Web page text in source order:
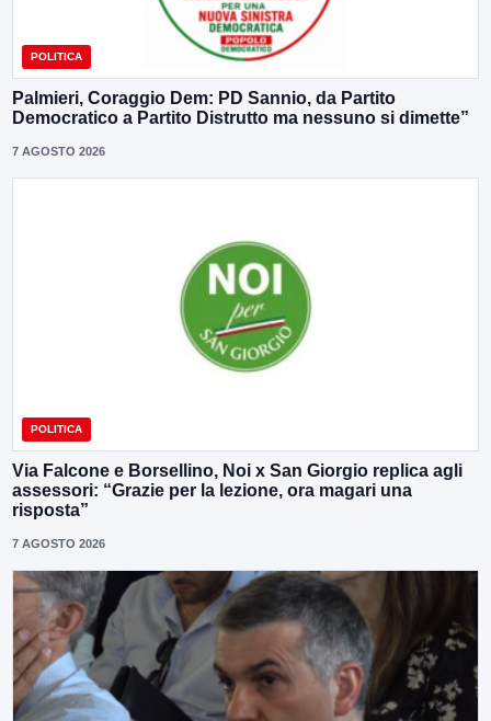
POLITICA
Palmieri, Coraggio Dem: PD Sannio, da Partito
Democratico a Partito Distrutto ma nessuno si dimette”
7 AGOSTO 2026
POLITICA
Via Falcone e Borsellino, Noi x San Giorgio replica agli
assessori: “Grazie per la lezione, ora magari una
risposta”
7 AGOSTO 2026